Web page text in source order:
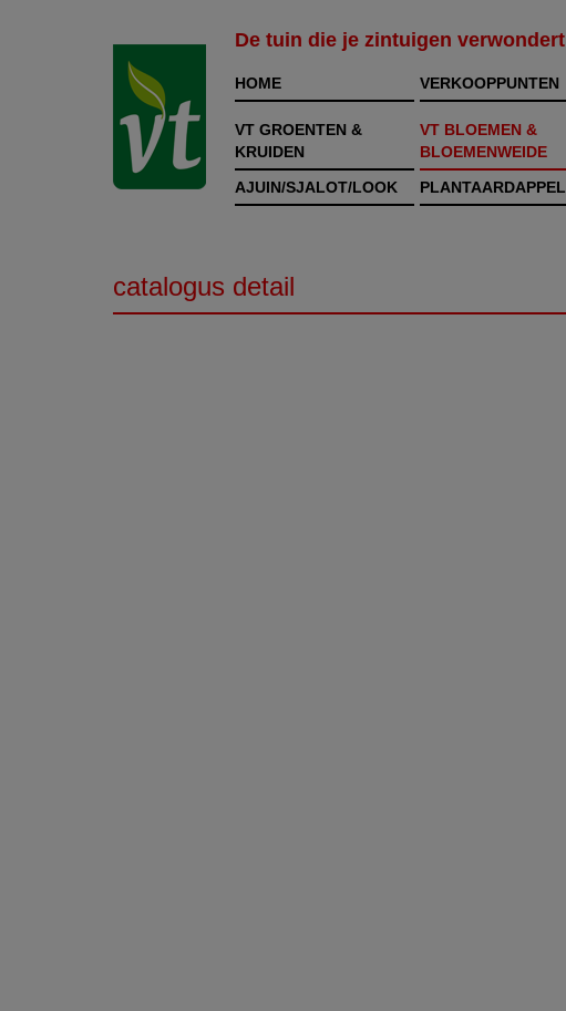
De tuin die je zintuigen verwondert
HOME VERKOOPPUNTEN
VT GROENTEN &
KRUIDEN
VT BLOEMEN &
BLOEMENWEIDE
AJUIN/SJALOT/LOOK
PLANTAARDAPPEL
catalogus detail